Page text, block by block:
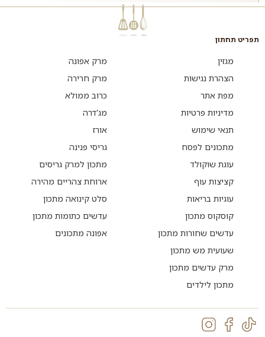
תפריט תחתון
מגזין
הצהרת נגישות
מפת אתר
מדיניות פרטיות
תנאי שימוש
מתכונים לפסח
עוגת שוקולד
קציצות עוף
עוגיות בריאות
קוסקוס מתכון
עדשים שחורות מתכון
שעועית מש מתכון
מרק עדשים מתכון
מתכון לילדים
מרק אפונה
מרק חרירה
כרוב ממולא
מג'דרה
אורז
גריסי פנינה
מתכון למרק גריסים
ארוחת צהריים מהירה
סלט קינואה מתכון
עדשים כתומות מתכון
אפונה מתכונים